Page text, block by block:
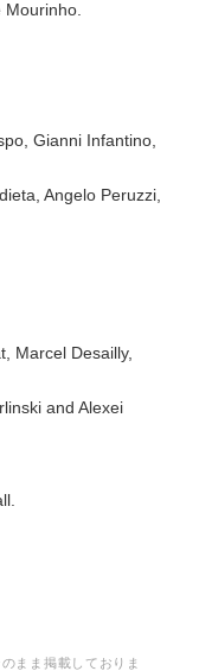
Mourinho.
Gianni Infantino,
Angelo Peruzzi,
Marcel Desailly,
and Alexei
まま掲載しておりま